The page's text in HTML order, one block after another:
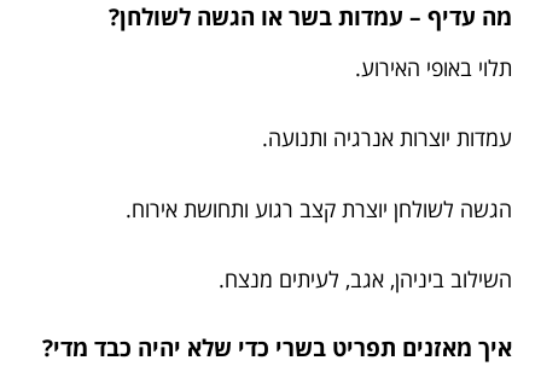
מה עדיף – עמדות בשר או הגשה לשולחן?
תלוי באופי האירוע.
עמדות יוצרות אנרגיה ותנועה.
הגשה לשולחן יוצרת קצב רגוע ותחושת אירוח.
השילוב ביניהן, אגב, לעיתים מנצח.
איך מאזנים תפריט בשרי כדי שלא יהיה כבד מדי?